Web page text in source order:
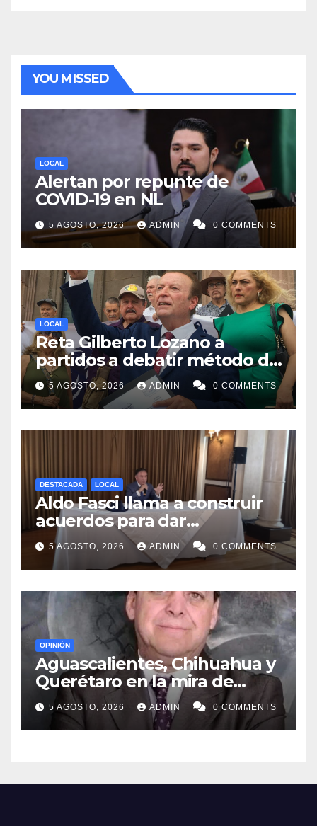
YOU MISSED
LOCAL
Alertan por repunte de
COVID-19 en NL
5 AGOSTO, 2026 ADMIN 0 COMMENTS
LOCAL
Reta Gilberto Lozano a
partidos a debatir método de
designación de candidato a
gubernatura de NL
5 AGOSTO, 2026 ADMIN 0 COMMENTS
DESTACADA LOCAL
Aldo Fasci llama a construir
acuerdos para dar
gobernabilidad a Nuevo León
5 AGOSTO, 2026 ADMIN 0 COMMENTS
OPINIÓN
Aguascalientes, Chihuahua y
Querétaro en la mira de
MORENA
5 AGOSTO, 2026 ADMIN 0 COMMENTS